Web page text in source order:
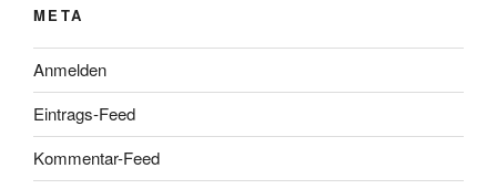
META
Anmelden
Eintrags-Feed
Kommentar-Feed